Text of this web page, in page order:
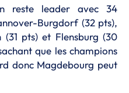
reste leader avec 34
Burgdorf (32 pts),
(31 pts) et Flensburg (30
que les champions
donc Magdebourg peut